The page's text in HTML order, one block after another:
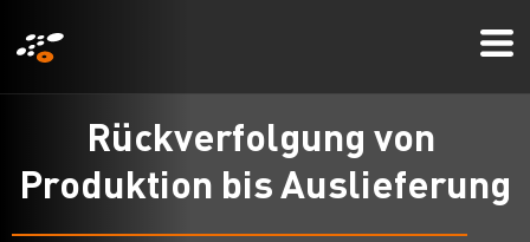
zum
Inhalt
Rückverfolgung von
Produktion bisAuslieferung